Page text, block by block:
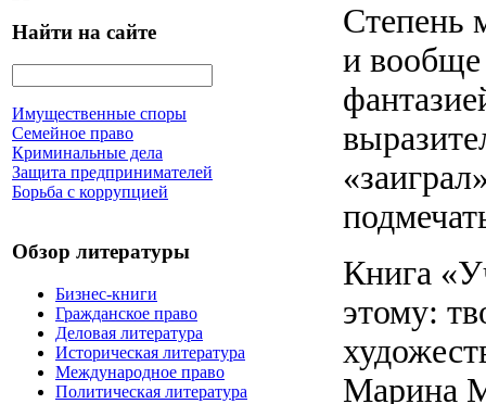
Найти на сайте
Имущественные споры
Семейное право
Криминальные дела
Защита предпринимателей
Борьба с коррупцией
Обзор литературы
Бизнес-книги
Гражданское право
Деловая литература
Историческая литература
Международное право
Политическая литература
Степень
и вообще
Книга
этому:
Марина